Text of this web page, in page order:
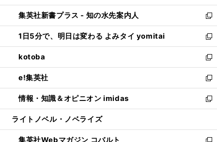
開
く
ン
ド
ウ
で
開
く
ウ
ィ
ン
ド
ウ
で
開
く
し
い
ウ
ィ
ン
ド
ウ
で
開
く
集英社新書プラス - 知の水先案内人
新
し
い
ウ
ィ
ン
ド
ウ
で
開
1日5分で、明日は変わる よみタイ yomitai
新
し
い
ウ
ィ
ン
ド
ウ
開
く
kotoba
新
し
い
ウ
ィ
ン
ウ
で
e!集英社
新
し
い
ウ
ン
情報・知識＆オピニオン imidas
新
し
ウ
ライトノベル・ノベライズ
集英社Webマガジン コバルト